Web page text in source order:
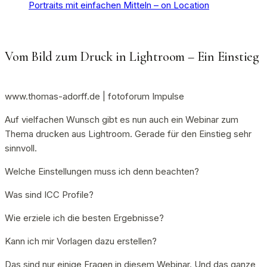
Portraits mit einfachen Mitteln – on Location
Vom Bild zum Druck in Lightroom – Ein Einstieg
www.thomas-adorff.de | fotoforum Impulse
Auf vielfachen Wunsch gibt es nun auch ein Webinar zum
Thema drucken aus Lightroom. Gerade für den Einstieg sehr
sinnvoll.
Welche Einstellungen muss ich denn beachten?
Was sind ICC Profile?
Wie erziele ich die besten Ergebnisse?
Kann ich mir Vorlagen dazu erstellen?
Das sind nur einige Fragen in diesem Webinar. Und das ganze